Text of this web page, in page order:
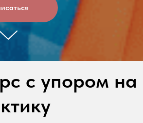
с упором